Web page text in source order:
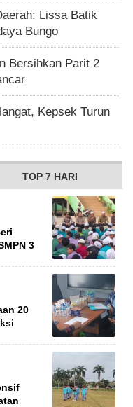
Lissa Batik
Bungo
Bersihkan Parit 2
Kepsek Turun
TOP 7 HARI
3
20